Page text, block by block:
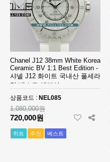
Chanel J12 38mm White Korea
Ceramic BV 1:1 Best Edition -
샤넬 J12 화이트 국내산 풀세라
믹 베스트 에디션
상품코드 : NEL085
1,080,000원
720,000원
히트 추천 베스트